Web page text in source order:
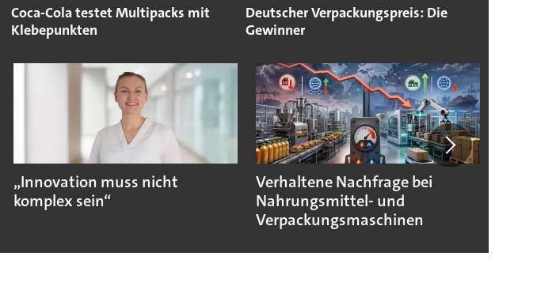
Coca-Cola testet Multipacks mit
Klebepunkten
Deutscher Verpackungspreis: Die
Gewinner
„Innovation muss nicht
komplex sein“
Verhaltene Nachfrage bei
Nahrungsmittel- und
Verpackungsmaschinen